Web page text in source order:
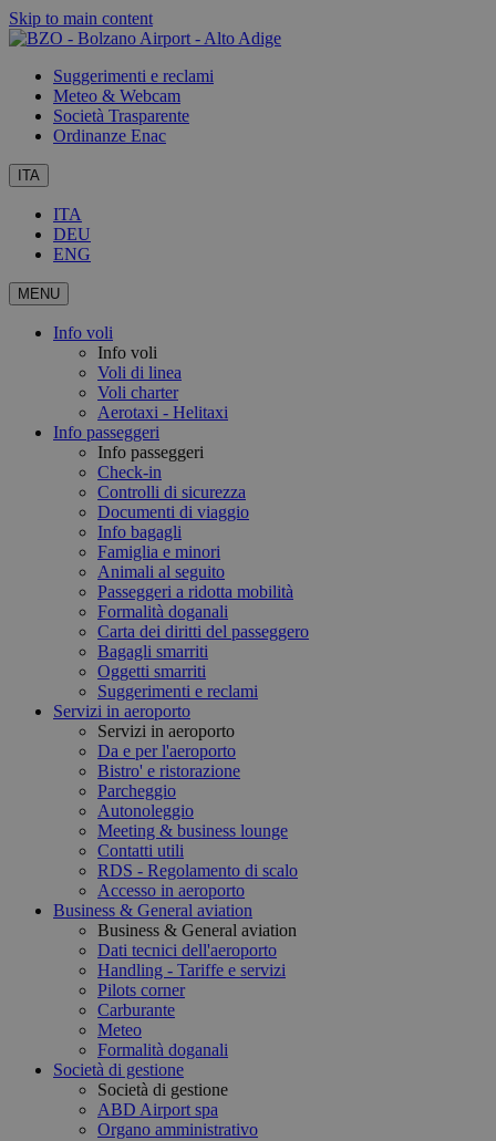
Skip to main content
Suggerimenti e reclami
Meteo & Webcam
Società Trasparente
Ordinanze Enac
ITA
ITA
DEU
ENG
MENU
Info voli
Info voli
Voli di linea
Voli charter
Aerotaxi - Helitaxi
Info passeggeri
Info passeggeri
Check-in
Controlli di sicurezza
Documenti di viaggio
Info bagagli
Famiglia e minori
Animali al seguito
Passeggeri a ridotta mobilità
Formalità doganali
Carta dei diritti del passeggero
Bagagli smarriti
Oggetti smarriti
Suggerimenti e reclami
Servizi in aeroporto
Servizi in aeroporto
Da e per l'aeroporto
Bistro' e ristorazione
Parcheggio
Autonoleggio
Meeting & business lounge
Contatti utili
RDS - Regolamento di scalo
Accesso in aeroporto
Business & General aviation
Business & General aviation
Dati tecnici dell'aeroporto
Handling - Tariffe e servizi
Pilots corner
Carburante
Meteo
Formalità doganali
Società di gestione
Società di gestione
ABD Airport spa
Organo amministrativo